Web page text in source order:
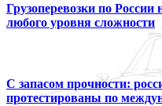
Грузоперевозки по
любого уровня сложности
С запасом прочности:
протестированы по